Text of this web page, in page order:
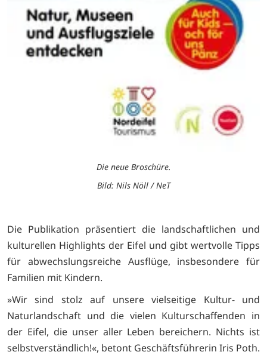
Die neue Broschüre.
Bild: Nils Nöll / NeT
Die Publikation präsentiert die landschaftlichen und
kulturellen Highlights der Eifel und gibt wertvolle Tipps
für abwechslungsreiche Ausflüge, insbesondere für
Familien mit Kindern.
»Wir sind stolz auf unsere vielseitige Kultur- und
Naturlandschaft und die vielen Kulturschaffenden in
der Eifel, die unser aller Leben bereichern. Nichts ist
selbstverständlich!«, betont Geschäftsführerin Iris Poth.